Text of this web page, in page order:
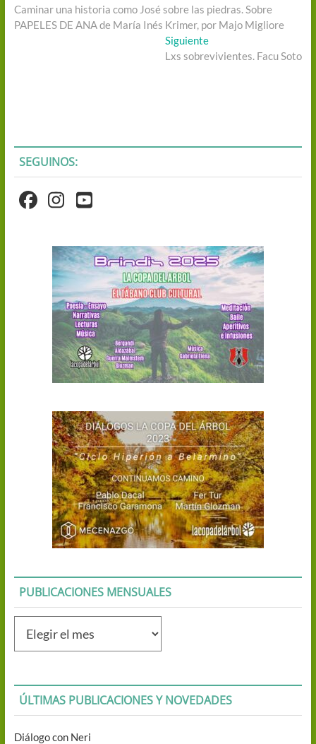
de
anterior:
Caminar una historia como José sobre las piedras. Sobre
PAPELES DE ANA de María Inés Krimer, por Majo Migliore
SiguienteEntrada
siguiente:
Lxs sobrevivientes. Facu Soto
SEGUINOS:
PUBLICACIONES MENSUALES
mensuales
ÚLTIMAS PUBLICACIONES Y NOVEDADES
Diálogo con Neri